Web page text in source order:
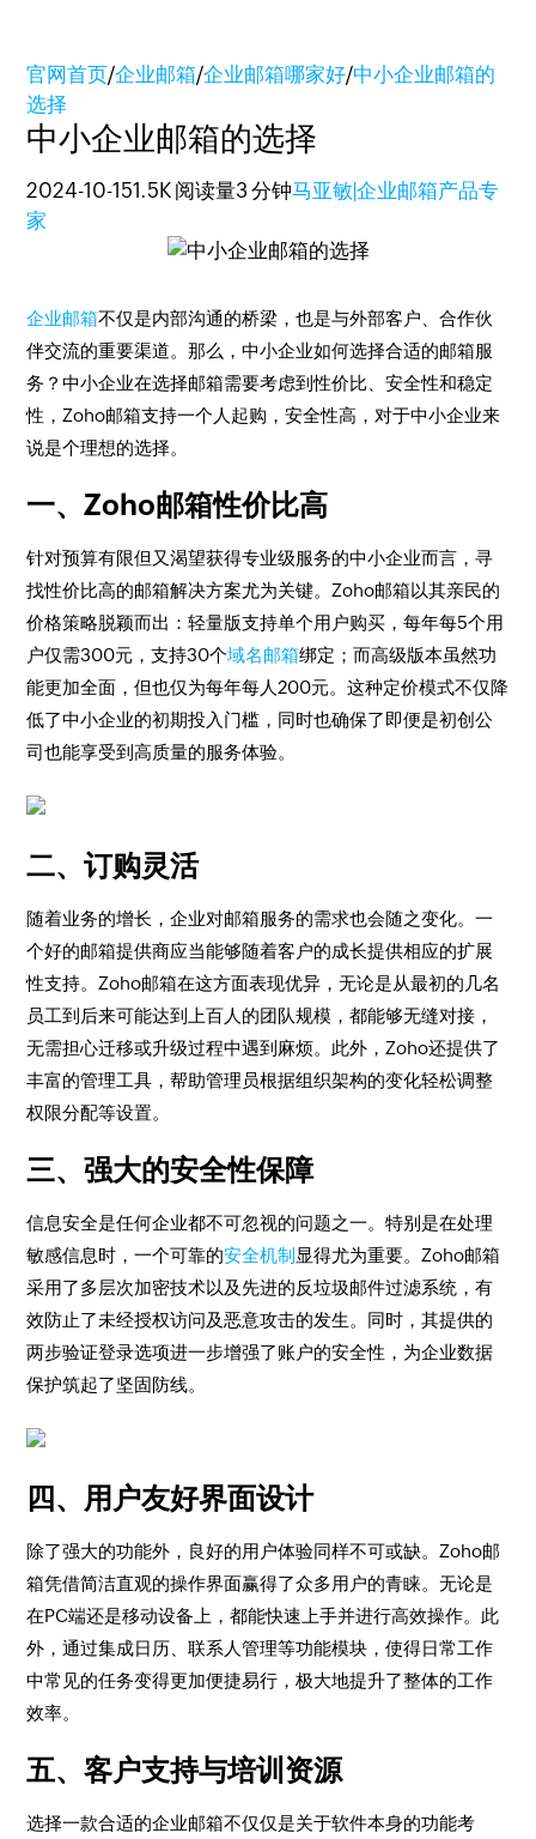
官网首页/企业邮箱/企业邮箱哪家好/中小企业邮箱的
选择
中小企业邮箱的选择
2024-10-151.5K 阅读量3 分钟马亚敏|企业邮箱产品专
家
企业邮箱不仅是内部沟通的桥梁，也是与外部客户、合作伙
伴交流的重要渠道。那么，中小企业如何选择合适的邮箱服
务？中小企业在选择邮箱需要考虑到性价比、安全性和稳定
性，Zoho邮箱支持一个人起购，安全性高，对于中小企业来
说是个理想的选择。
一、Zoho邮箱性价比高
针对预算有限但又渴望获得专业级服务的中小企业而言，寻
找性价比高的邮箱解决方案尤为关键。Zoho邮箱以其亲民的
价格策略脱颖而出：轻量版支持单个用户购买，每年每5个用
户仅需300元，支持30个域名邮箱绑定；而高级版本虽然功
能更加全面，但也仅为每年每人200元。这种定价模式不仅降
低了中小企业的初期投入门槛，同时也确保了即便是初创公
司也能享受到高质量的服务体验。
二、订购灵活
随着业务的增长，企业对邮箱服务的需求也会随之变化。一
个好的邮箱提供商应当能够随着客户的成长提供相应的扩展
性支持。Zoho邮箱在这方面表现优异，无论是从最初的几名
员工到后来可能达到上百人的团队规模，都能够无缝对接，
无需担心迁移或升级过程中遇到麻烦。此外，Zoho还提供了
丰富的管理工具，帮助管理员根据组织架构的变化轻松调整
权限分配等设置。
三、强大的安全性保障
信息安全是任何企业都不可忽视的问题之一。特别是在处理
敏感信息时，一个可靠的安全机制 显得尤为重要。Zoho邮箱
采用了多层次加密技术以及先进的反垃圾邮件过滤系统，有
效防止了未经授权访问及恶意攻击的发生。同时，其提供的
两步验证登录选项进一步增强了账户的安全性，为企业数据
保护筑起了坚固防线。
四、用户友好界面设计
除了强大的功能外，良好的用户体验同样不可或缺。Zoho邮
箱凭借简洁直观的操作界面赢得了众多用户的青睐。无论是
在PC端还是移动设备上，都能快速上手并进行高效操作。此
外，通过集成日历、联系人管理等功能模块，使得日常工作
中常见的任务变得更加便捷易行，极大地提升了整体的工作
效率。
五、客户支持与培训资源
选择一款合适的企业邮箱不仅仅是关于软件本身的功能考